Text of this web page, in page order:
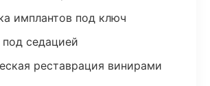
имплантов под ключ
седацией
реставрация винирами